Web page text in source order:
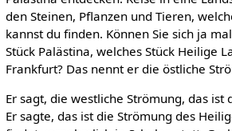
den Steinen, Pflanzen und Tieren,
kannst du finden. Können Sie sich ja
Stück Palästina, welches Stück Heilige
Frankfurt? Das nennt er die östliche
Er sagt, die westliche Strömung, das ist
Er sagte, das ist die Strömung des